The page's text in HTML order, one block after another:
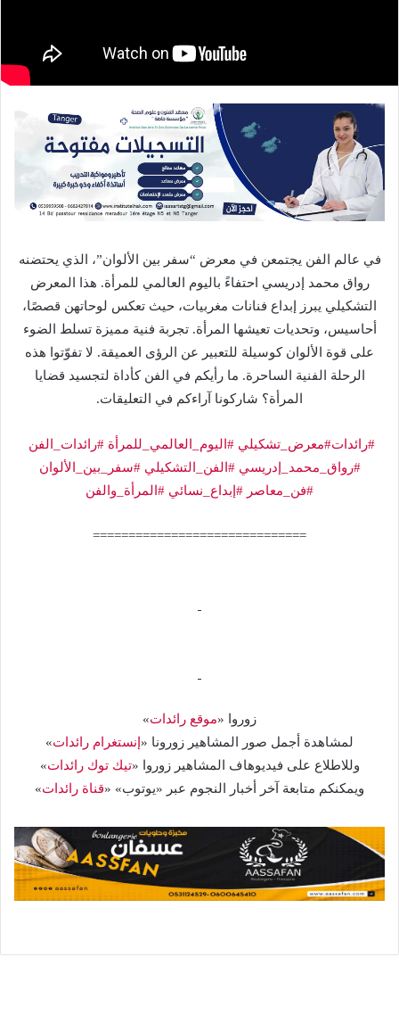
في عالم الفن يجتمعن في معرض “سفر بين الألوان”، الذي يحتضنه
رواق محمد إدريسي احتفاءً باليوم العالمي للمرأة. هذا المعرض
التشكيلي يبرز إبداع فنانات مغربيات، حيث تعكس لوحاتهن قصصًا،
أحاسيس، وتحديات تعيشها المرأة. تجربة فنية مميزة تسلط الضوء
على قوة الألوان كوسيلة للتعبير عن الرؤى العميقة. لا تفوّتوا هذه
الرحلة الفنية الساحرة. ما رأيكم في الفن كأداة لتجسيد قضايا
المرأة؟ شاركونا آراءكم في التعليقات.
#رائدات #رائدات_الفن #اليوم_العالمي_للمرأة #معرض_تشكيلي
#سفر_بين_الألوان #الفن_التشكيلي #رواق_محمد_إدريسي
#المرأة_والفن #إبداع_نسائي #فن_معاصر
==============================
زوروا «موقع رائدات»
لمشاهدة أجمل صور المشاهير زورونا « إنستغرام رائدات»
وللاطلاع على فيديوهاف المشاهير زوروا «تيك توك رائدات»
ويمكنكم متابعة آخر أخبار النجوم عبر «يوتوب» «قناة رائدات»